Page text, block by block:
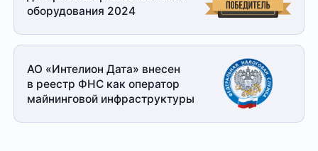
оборудования 2024
АО «Интелион Дата» внесен
в реестр ФНС как оператор
майнинговой инфраструктуры